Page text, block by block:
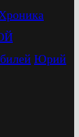
Юрий